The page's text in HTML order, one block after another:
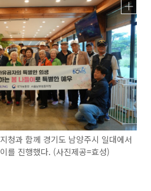
청과 함께 경기도 남양주시 일대에서
를 진행했다. (사진제공=효성)